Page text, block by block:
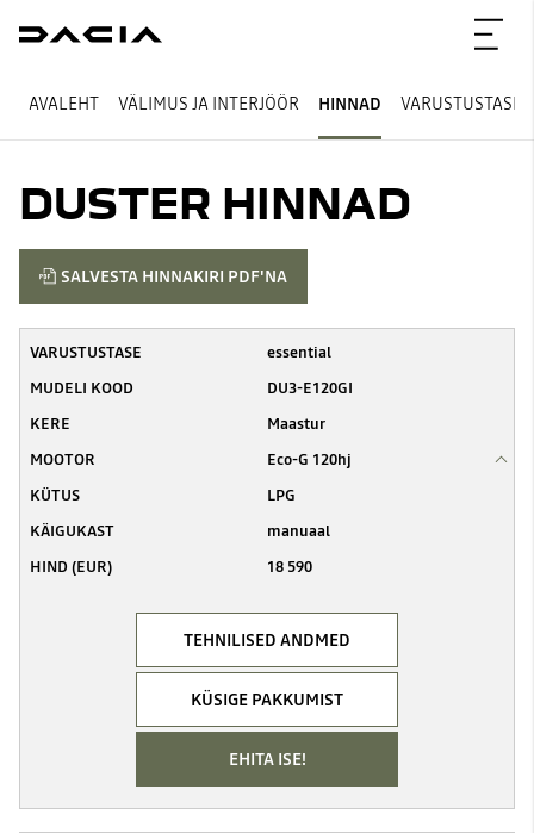
AVALEHT VÄLIMUS JA INTERJÖÖR HINNAD
DUSTER HINNAD
SALVESTA HINNAKIRI PDF'NA
essential
DU3-E120GI
Maastur
Eco-G 120hj
LPG
manuaal
18 590
TEHNILISED ANDMED
KÜSIGE PAKKUMIST
EHITA ISE!